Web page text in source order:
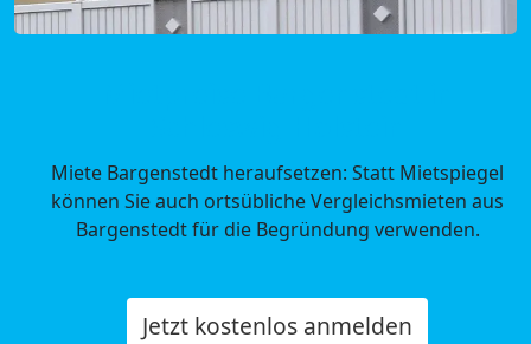
Miete Bargenstedt heraufsetzen: Statt Mietspiegel
können Sie auch ortsübliche Vergleichsmieten aus
Bargenstedt für die Begründung verwenden.
Jetzt kostenlos anmelden